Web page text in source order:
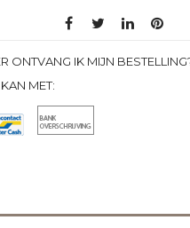
ONTVANG IK MIJN
MET: